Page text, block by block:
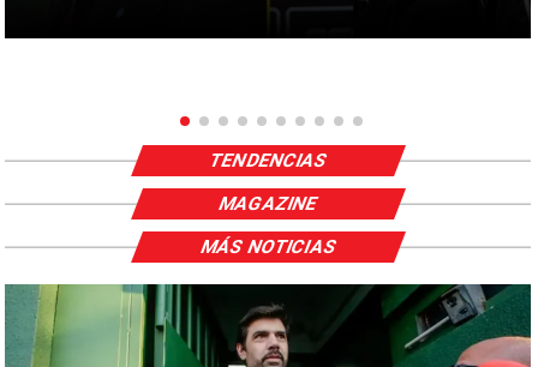
TENDENCIAS
MAGAZINE
MÁS NOTICIAS